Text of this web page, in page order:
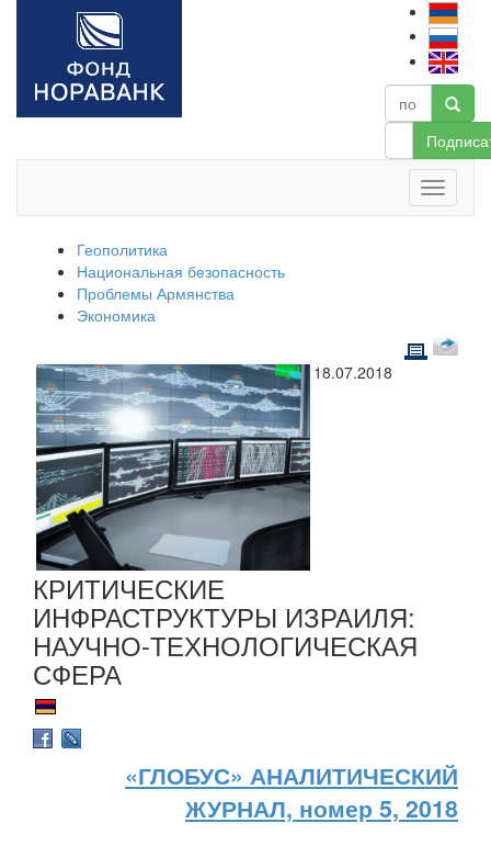
Геополитика
Национальная безопасность
Проблемы Армянства
Экономика
18.07.2018
КРИТИЧЕСКИЕ
ИНФРАСТРУКТУРЫ ИЗРАИЛЯ:
НАУЧНО-ТЕХНОЛОГИЧЕСКАЯ
СФЕРА
«ГЛОБУС» АНАЛИТИЧЕСКИЙ
ЖУРНАЛ, номер 5, 2018